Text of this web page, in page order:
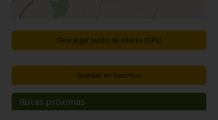
Descargar punto de interés (GPX)
Guardar en favoritos
Rutas próximas